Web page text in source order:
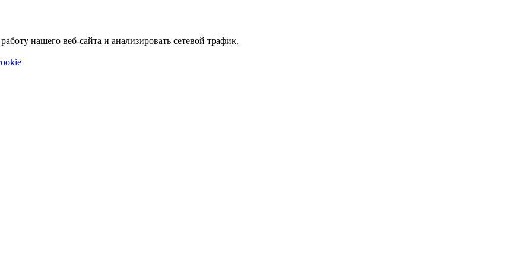
нашего веб-сайта и анализировать сетевой трафик.